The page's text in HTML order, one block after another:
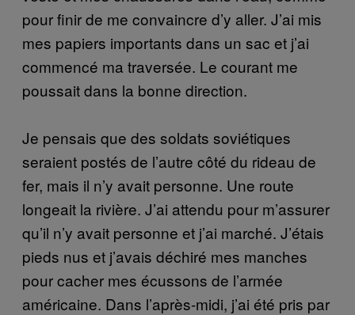
pour finir de me convaincre d’y aller. J’ai mis
mes papiers importants dans un sac et j’ai
commencé ma traversée. Le courant me
poussait dans la bonne direction.
Je pensais que des soldats soviétiques
seraient postés de l’autre côté du rideau de
fer, mais il n’y avait personne. Une route
longeait la rivière. J’ai attendu pour m’assurer
qu’il n’y avait personne et j’ai marché. J’étais
pieds nus et j’avais déchiré mes manches
pour cacher mes écussons de l’armée
américaine. Dans l’après-midi, j’ai été pris par